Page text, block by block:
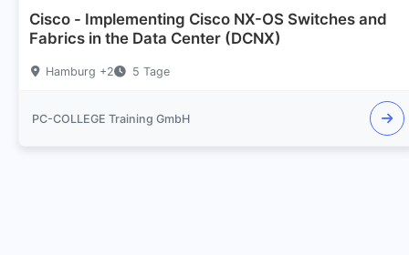
Cisco - Implementing Cisco NX-OS Switches and
Fabrics in the Data Center (DCNX)
Hamburg +2 5 Tage
PC-COLLEGE Training GmbH